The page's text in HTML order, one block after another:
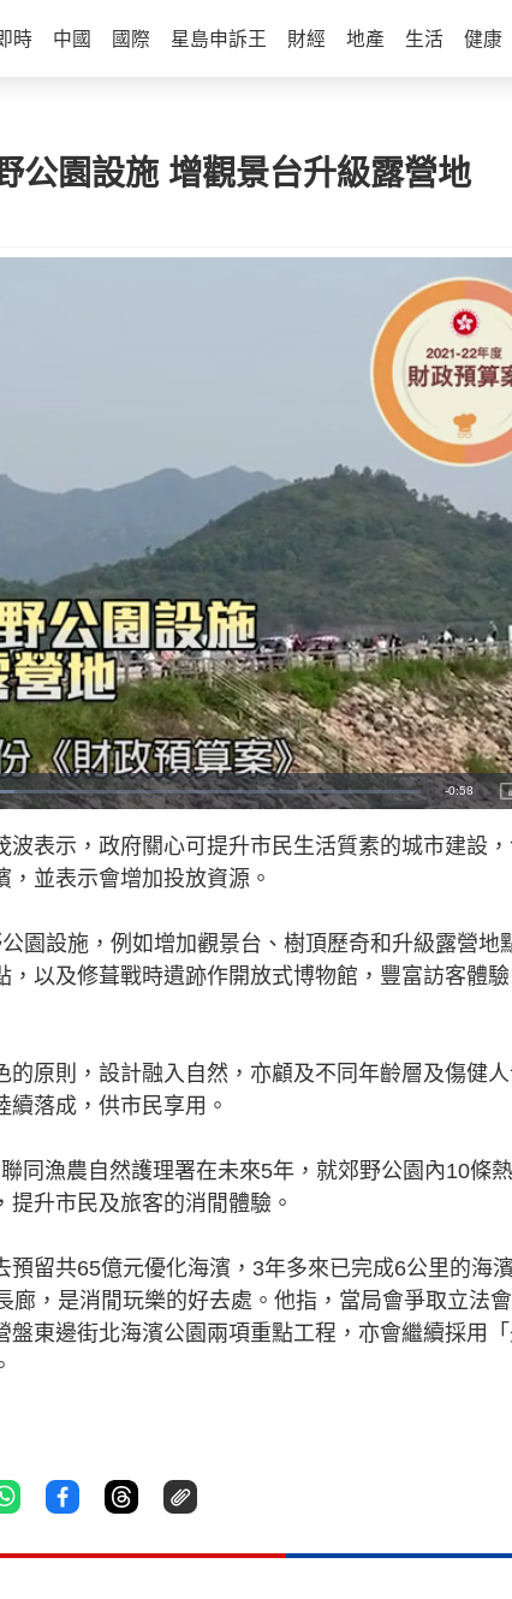
時 中國 國際 星島申訴王 財經 地產 生活 健康
公園設施 增觀景台升級露營地
R
i
n
g
-0:58
i
i
表示，政府關心可提升市民生活質素的城市建設
並表示會增加投放資源。
園設施，例如增加觀景台、樹頂歷奇和升級露營地
以及修葺戰時遺跡作開放式博物館，豐富訪客體驗
原則，設計融入自然，亦顧及不同年齡層及傷健
落成，供市民享用。
同漁農自然護理署在未來5年，就郊野公園內10條
升市民及旅客的消閒體驗。
留共65億元優化海濱，3年多來已完成6公里的海
，是消閒玩樂的好去處。他指，當局會爭取立法會
東邊街北海濱公園兩項重點工程，亦會繼續採用